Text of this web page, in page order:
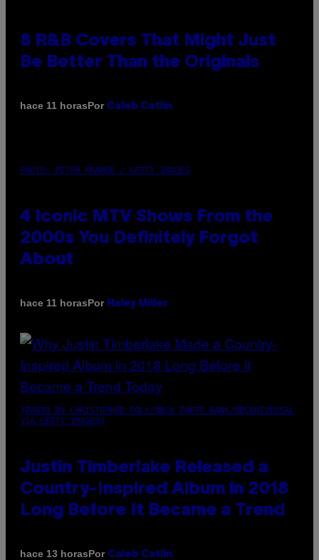
8 R&B Covers That Might Just
Be Better Than the Originals
hace 11 horasPor Caleb Catlin
PHOTO: PETER KRAMER / GETTY IMAGES
4 Iconic MTV Shows From the
2000s You Definitely Forgot
About
hace 11 horasPor Haley Miller
(PHOTO BY CHRISTOPHER POLK/NBCU PHOTO BANK/NBCUNIVERSAL
VIA GETTY IMAGES)
Justin Timberlake Released a
Country-Inspired Album in 2018
Long Before It Became a Trend
hace 13 horasPor Caleb Catlin